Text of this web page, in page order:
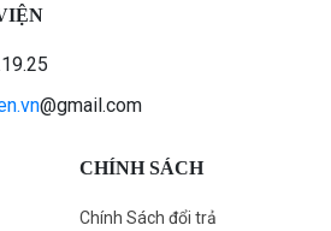
@gmail.com
CHÍNH SÁCH
Chính Sách đổi trả